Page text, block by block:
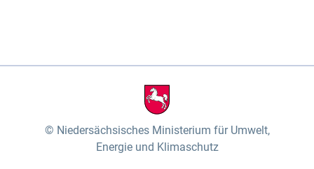
Niedersächsisches Ministerium für Umwelt,
Energie und Klimaschutz